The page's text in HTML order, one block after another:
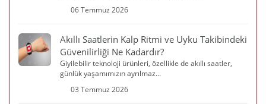
06 Temmuz 2026
Akıllı Saatlerin Kalp Ritmi ve Uyku Takibindeki
Güvenilirliği Ne Kadardır?
Giyilebilir teknoloji ürünleri, özellikle de akıllı saatler,
günlük yaşamımızın ayrılmaz...
03 Temmuz 2026